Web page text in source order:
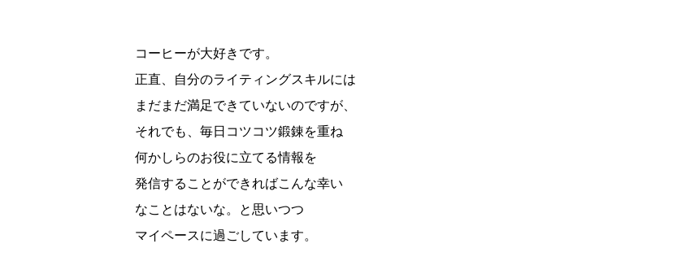
コーヒーが大好きです。
正直、自分のライティングスキルには
まだまだ満足できていないのですが、
それでも、毎日コツコツ鍛錬を重ね
何かしらのお役に立てる情報を
発信することができればこんな幸い
なことはないな。と思いつつ
マイペースに過ごしています。